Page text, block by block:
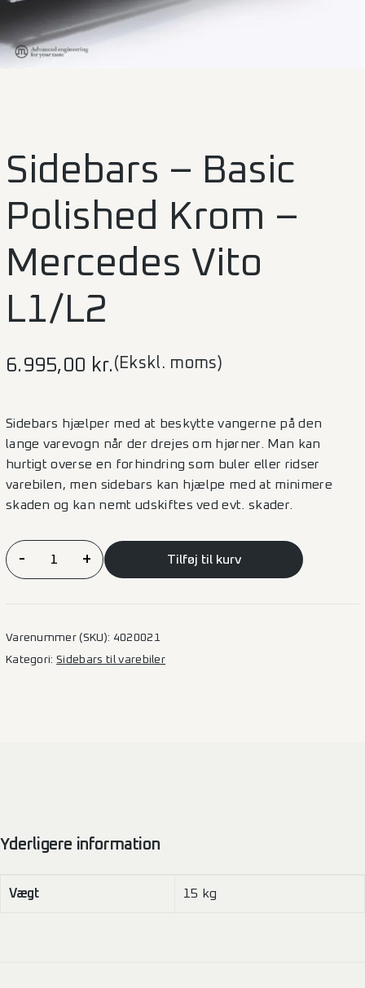
Sidebars – Basic
Polished Krom –
Mercedes Vito
L1/L2
6.995,00 kr. (Ekskl. moms)
Sidebars hjælper med at beskytte vangerne på den
lange varevogn når der drejes om hjørner. Man kan
hurtigt overse en forhindring som buler eller ridser
varebilen, men sidebars kan hjælpe med at minimere
skaden og kan nemt udskiftes ved evt. skader.
Sidebars
–
Krom
- + Tilføj til kurv
Varenummer (SKU): 4020021
Kategori:Sidebars til varebiler
Yderligere information
Vægt 15 kg